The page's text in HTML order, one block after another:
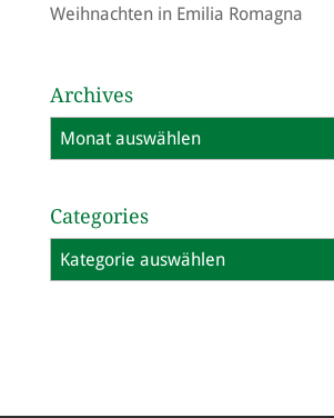
Weihnachten in Emilia Romagna
Archives
Archives
Categories
Categories